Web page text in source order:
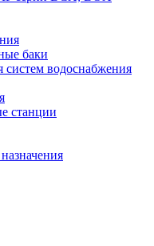
баки
водоснабжения
станции